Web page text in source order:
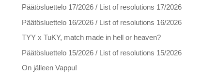
Päätösluettelo 17/2026 / List of resolutions 17/2026
Päätösluettelo 16/2026 / List of resolutions 16/2026
TYY x TuKY, match made in hell or heaven?
Päätösluettelo 15/2026 / List of resolutions 15/2026
On jälleen Vappu!